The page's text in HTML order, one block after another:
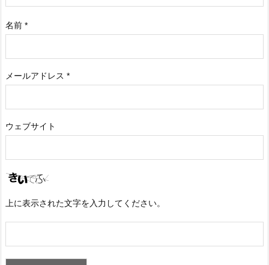
名前 *
メールアドレス *
ウェブサイト
上に表示された文字を入力してください。